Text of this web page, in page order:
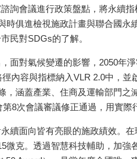
詢會議進行政策盤點，將永續
時俱進檢視施政計畫與聯合國
民對SDGs的了解。
面對氣候變遷的影響，2050年
內容與指標納入VLR 2.0中，
涵蓋產業、住商及運輸部門
8次會議審議修正通過，用實
續面向皆有亮眼的施政績效。
克。透過智慧科技輔助，加